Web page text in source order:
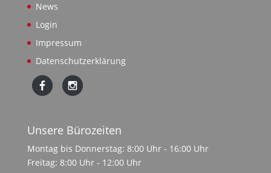
News
Login
Impressum
Datenschutzerklärung
Unsere Bürozeiten
Montag bis Donnerstag: 8:00 Uhr - 16:00 Uhr
Freitag: 8:00 Uhr - 12:00 Uhr